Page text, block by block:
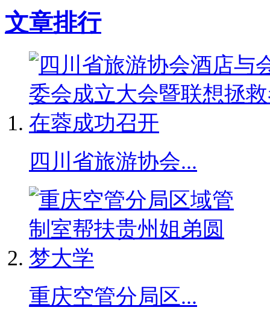
文章排行
四川省旅游协会...
重庆空管分局区...